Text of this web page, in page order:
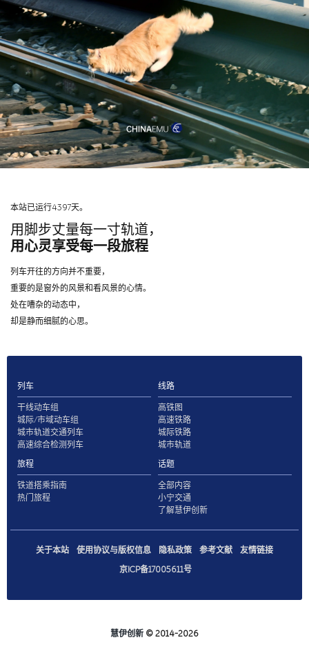
本站已运行4397天。
用脚步丈量每一寸轨道，
用心灵享受每一段旅程
列车开往的方向并不重要，
重要的是窗外的风景和看风景的心情。
处在嘈杂的动态中，
却是静而细腻的心思。
列车
干线动车组
城际/市域动车组
城市轨道交通列车
高速综合检测列车
线路
高铁图
高速铁路
城际铁路
城市轨道
旅程
铁道搭乘指南
热门旅程
话题
全部内容
小宁交通
了解慧伊创新
关于本站 使用协议与版权信息 隐私政策 参考文献
友情链接
京ICP备17005611号
慧伊创新 © 2014-2026